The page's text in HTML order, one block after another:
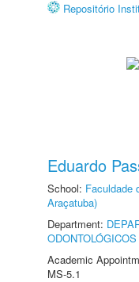
Repositório
Eduardo
School: Faculdade
Araçatuba)
Department:
Academic
MS-5.1